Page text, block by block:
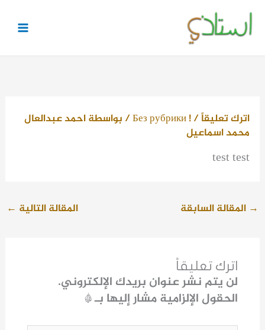
تخطي
إلى
المحتوى
اترك تعليقاً/
! Без рубрики / بواسطةاحمد عبدالعال
محمد اسماعيل
test test
→ المقالة السابقة المقالة التالية ←
اترك تعليقاً
لن يتم نشر عنوان بريدك الإلكتروني.
الحقول الإلزامية مشار إليها بـ*